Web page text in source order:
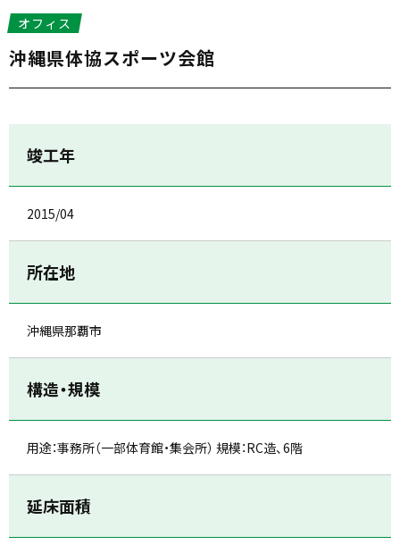
オフィス
沖縄県体協スポーツ会館
竣工年
2015/04
所在地
沖縄県那覇市
構造・規模
用途：事務所（一部体育館・集会所） 規模：RC造、6階
延床面積